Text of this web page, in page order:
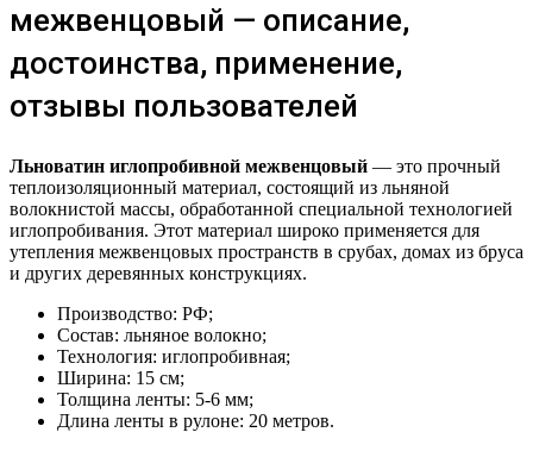
межвенцовый — описание,
достоинства, применение,
отзывы пользователей
Льноватин иглопробивной межвенцовый — это прочный
теплоизоляционный материал, состоящий из льняной
волокнистой массы, обработанной специальной технологией
иглопробивания. Этот материал широко применяется для
утепления межвенцовых пространств в срубах, домах из бруса
и других деревянных конструкциях.
Производство: РФ;
Состав: льняное волокно;
Технология: иглопробивная;
Ширина: 15 см;
Толщина ленты: 5-6 мм;
Длина ленты в рулоне: 20 метров.